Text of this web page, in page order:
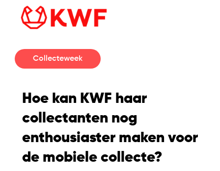
Collecteweek
Hoe kan KWF haar
collectanten nog
enthousiaster maken voor
de mobiele collecte?